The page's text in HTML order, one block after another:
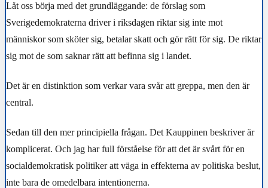
Låt oss börja med det grundläggande: de förslag som
Sverigedemokraterna driver i riksdagen riktar sig inte mot
människor som sköter sig, betalar skatt och gör rätt för sig. De riktar
sig mot de som saknar rätt att befinna sig i landet.
Det är en distinktion som verkar vara svår att greppa, men den är
central.
Sedan till den mer principiella frågan. Det Kauppinen beskriver är
komplicerat. Och jag har full förståelse för att det är svårt för en
socialdemokratisk politiker att väga in effekterna av politiska beslut,
inte bara de omedelbara intentionerna.